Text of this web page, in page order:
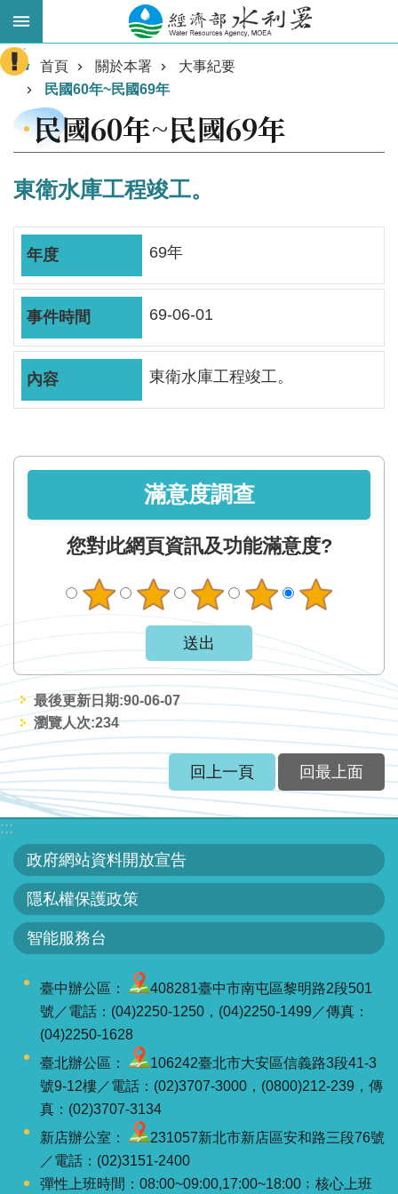
跳到主要內容區塊
進
階
搜
尋
務
主
軸
新
民
服
務
資
訊
服
關
於
本
署
網
頁
意
:::
首頁 關於本署
大事紀要
民國60年~民國69年
民國60年~民國69年
東衛水庫工程竣工。
69年
69-06-01
東衛水庫工程竣工。
滿意度調查
您對此網頁資訊及功能滿意度?
最後更新日期:90-06-07
瀏覽人次:234
回上一頁 回最上面
:::
政府網站資料開放宣告
隱私權保護政策
智能服務台
臺中辦公區：
408281臺中市南屯區黎明路2段501
號／電話：(04)2250-1250，(04)2250-1499／傳真：
(04)2250-1628
臺北辦公區：
106242臺北市大安區信義路3段41-3
號9-12樓／電話：(02)3707-3000，(0800)212-239，傳
真：(02)3707-3134
新店辦公室：
231057新北市新店區安和路三段76號
／電話：(02)3151-2400
彈性上班時間：08:00~09:00,17:00~18:00﹔核心上班